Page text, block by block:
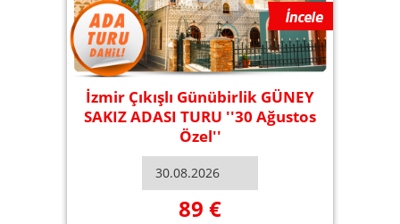
İzmir Çıkışlı Günübirlik GÜNEY
SAKIZ ADASI TURU ''30 Ağustos
Özel''
89 €